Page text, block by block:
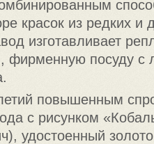
красок из редких и
изготавливает
фирменную посуду с
повышенным
с рисунком
удостоенный